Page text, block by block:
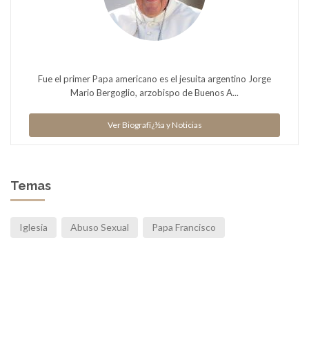
Fue el primer Papa americano es el jesuita argentino Jorge
Mario Bergoglio, arzobispo de Buenos A...
Ver Biografï¿½a y Noticias
Temas
Iglesia Abuso Sexual Papa Francisco